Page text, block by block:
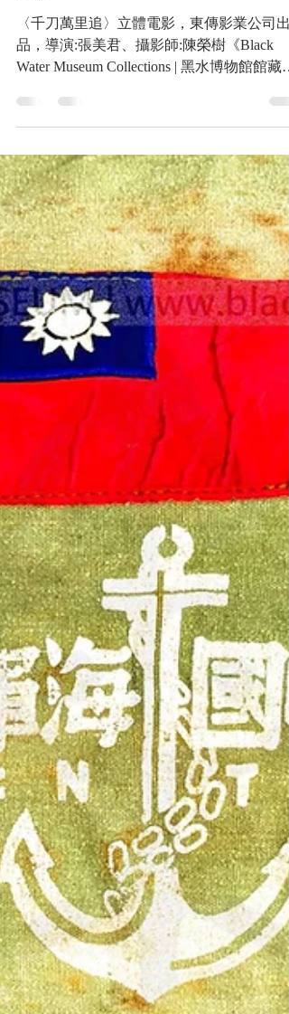
藏》
〈千刀萬里追〉立體電影，東傳影業公司出
品，導演:張美君、攝影師:陳榮樹《Black
Water Museum Collections | 黑水博物館館藏》
部立體電影〈...